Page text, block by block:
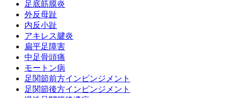
足底筋膜炎
外反母趾
内反小趾
アキレス腱炎
扁平足障害
中足骨頭痛
モートン病
足関節前方インピンジメント
足関節後方インピンジメント